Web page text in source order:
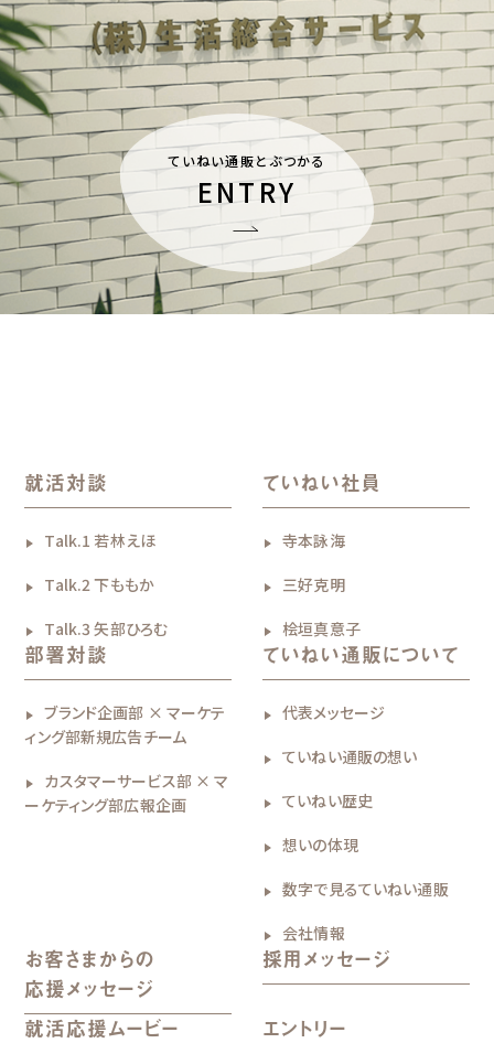
ていねい通販とぶつかる
ENTRY
就活対談
Talk.1 若林えほ
Talk.2 下ももか
Talk.3 矢部ひろむ
ていねい社員
寺本詠海
三好克明
桧垣真意子
部署対談
ブランド企画部 × マーケテ
ィング部新規広告チーム
カスタマーサービス部 × マ
ーケティング部広報企画
ていねい通販について
代表メッセージ
ていねい通販の想い
ていねい歴史
想いの体現
数字で見るていねい通販
会社情報
お客さまからの
応援メッセージ
採用メッセージ
就活応援ムービー エントリー